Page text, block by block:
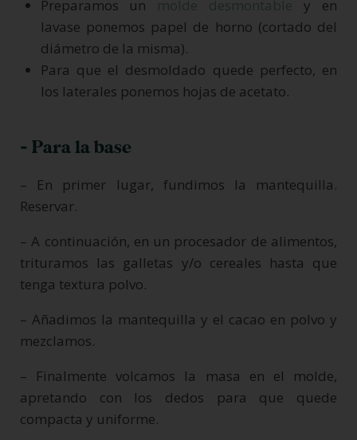
Preparamos un molde desmontable y en
lavase ponemos papel de horno (cortado del
diámetro de la misma).
Para que el desmoldado quede perfecto, en
los laterales ponemos hojas de acetato.
- Para la base
– En primer lugar, fundimos la mantequilla.
Reservar.
– A continuación, en un procesador de alimentos,
trituramos las galletas y/o cereales hasta que
tenga textura polvo.
– Añadimos la mantequilla y el cacao en polvo y
mezclamos.
– Finalmente volcamos la masa en el molde,
apretando con los dedos para que quede
compacta y uniforme.